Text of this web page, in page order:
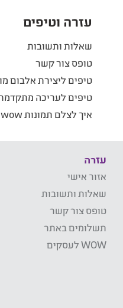
עזרה וטיפים
שאלות ותשובות
טופס צור קשר
טיפים ליצירת אלבום
טיפים לעריכה
איך לצלם תמונות wow
עזרה
אזור אישי
שאלות ותשובות
טופס צור קשר
תשלומים באתר
WOW לעסקים